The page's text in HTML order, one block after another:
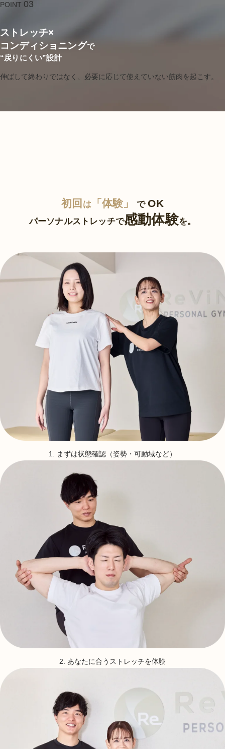
POINT 03
ストレッチ×
コンディショニングで
“戻りにくい”設計
伸ばして終わりではなく、必要に応じて使えていない筋肉を起こす。
初回 は 「体験」 でOK
パーソナルストレッチで感動体験を。
1. まずは状態確認（姿勢・可動域など）
2. あなたに合うストレッチを体験